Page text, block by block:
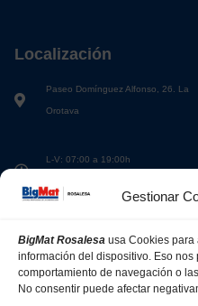
Gestionar
BigMat Rosalesa usa Cookies para
información del dispositivo. Eso nos
comportamiento de navegación o
No consentir puede afectar
Localización
Paseo Domínguez Alfonso, 26. La
Orotava
L-V: 07:00 a 19:00h